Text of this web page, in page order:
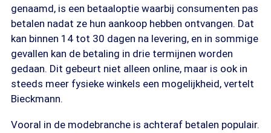
genaamd, is een betaaloptie waarbij consumenten pas
betalen nadat ze hun aankoop hebben ontvangen. Dat
kan binnen 14 tot 30 dagen na levering, en in sommige
gevallen kan de betaling in drie termijnen worden
gedaan. Dit gebeurt niet alleen online, maar is ook in
steeds meer fysieke winkels een mogelijkheid, vertelt
Bieckmann.
Vooral in de modebranche is achteraf betalen populair.